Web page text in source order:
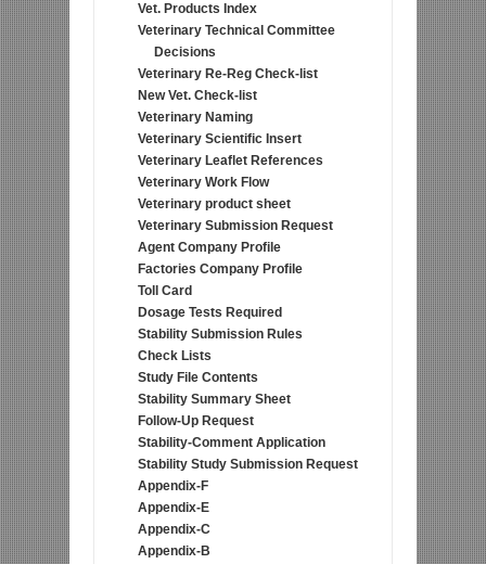
Vet. Products Index
Veterinary Technical Committee
Decisions
Veterinary Re-Reg Check-list
New Vet. Check-list
Veterinary Naming
Veterinary Scientific Insert
Veterinary Leaflet References
Veterinary Work Flow
Veterinary product sheet
Veterinary Submission Request
Agent Company Profile
Factories Company Profile
Toll Card
Dosage Tests Required
Stability Submission Rules
Check Lists
Study File Contents
Stability Summary Sheet
Follow-Up Request
Stability-Comment Application
Stability Study Submission Request
Appendix-F
Appendix-E
Appendix-C
Appendix-B